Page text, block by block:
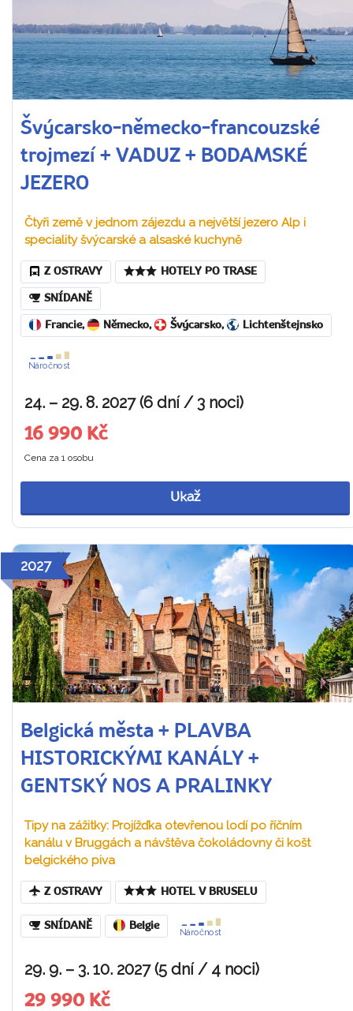
Švýcarsko-německo-francouzské
trojmezí + VADUZ + BODAMSKÉ
JEZERO
Čtyři země v jednom zájezdu a největší jezero Alp i
speciality švýcarské a alsaské kuchyně
Z OSTRAVY HOTELY PO TRASE
SNÍDANĚ
Francie, Německo, Švýcarsko, Lichtenštejnsko
Náročnost
24. – 29. 8. 2027 (6 dní / 3 noci)
16 990 Kč
Cena za 1 osobu
Ukaž
2027
Belgická města + PLAVBA
HISTORICKÝMI KANÁLY +
GENTSKÝ NOS A PRALINKY
Tipy na zážitky: Projížďka otevřenou lodí po říčním
kanálu v Bruggách a návštěva čokoládovny či košt
belgického piva
Z OSTRAVY HOTEL V BRUSELU
SNÍDANĚ Belgie
Náročnost
29. 9. – 3. 10. 2027 (5 dní / 4 noci)
29 990 Kč